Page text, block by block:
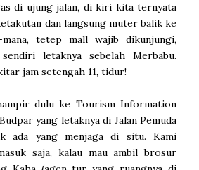
di ujung jalan, di kiri kita ternyata
dan langsung muter balik ke
mana, tetep mall wajib dikunjungi,
letaknya sebelah Merbabu.
jam setengah 11, tidur!
dulu ke Tourism Information
yang letaknya di Jalan Pemuda
ada yang menjaga di situ. Kami
saja, kalau mau ambil brosur